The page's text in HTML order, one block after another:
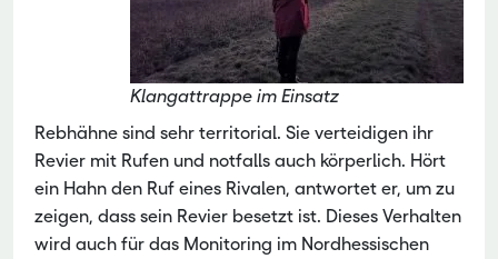
Klangattrappe im Einsatz
Rebhähne sind sehr territorial. Sie verteidigen ihr
Revier mit Rufen und notfalls auch körperlich. Hört
ein Hahn den Ruf eines Rivalen, antwortet er, um zu
zeigen, dass sein Revier besetzt ist. Dieses Verhalten
wird auch für das Monitoring im Nordhessischen